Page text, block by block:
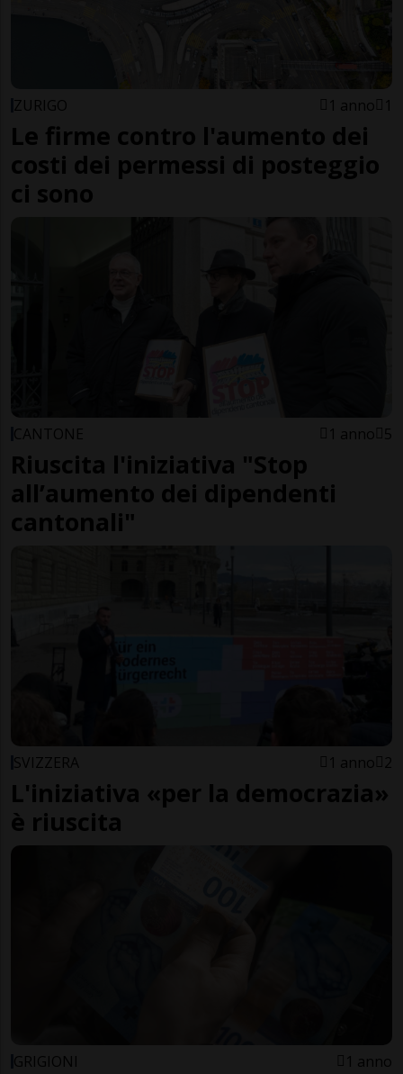
ZURIGO 1 anno 1
Le firme contro l'aumento dei
costi dei permessi di posteggio
ci sono
CANTONE 1 anno 5
Riuscita l'iniziativa "Stop
all’aumento dei dipendenti
cantonali"
SVIZZERA 1 anno 2
L'iniziativa «per la democrazia»
è riuscita
GRIGIONI 1 anno